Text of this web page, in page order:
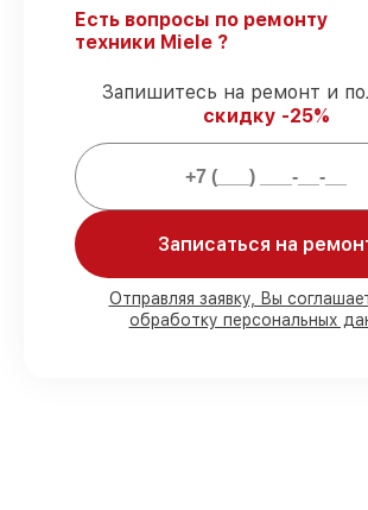
оговоренные сроки.
Гарантийное
ремонт и запчасти для
машин Miele
Мы гарантируем:
работ по ремонту
возможностью присутствия
90%деталей Miele готовы к
наших мастерских в
Есть вопросы по ремонту
техники Miele ?
Запишитесь на ремонт и
скидку -25%
Записаться на
Отправляя заявку, Вы
обработку персональных